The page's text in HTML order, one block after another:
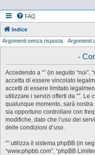
FAQ
Indice
Argomenti senza risposta Argomenti
-
Accedendo a “” (in seguito “noi”,
accetta di essere vincolato
accetti di essere limitato
utilizzare i servizi offerti da “”. Le
qualunque momento, sarà
sia opportuno controllare con
modifiche, dato che l’uso dei
delle condizioni d’uso.
“” utilizza il sistema phpBB (in
“www.phpbb.com”, “phpBB